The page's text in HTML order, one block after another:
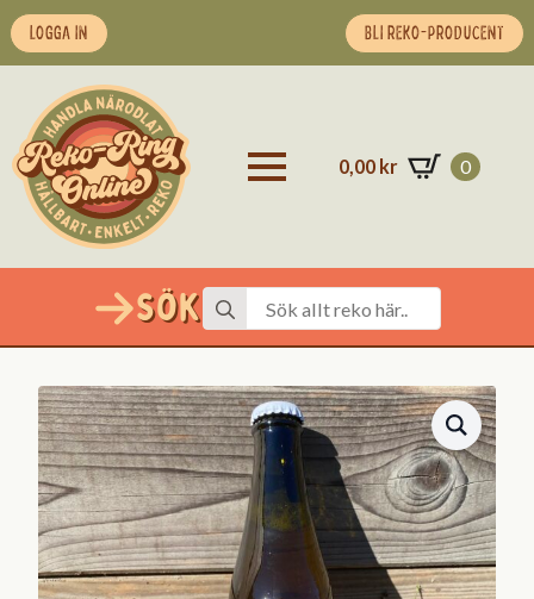
LOGGA IN BLI REKO-PRODUCENT
0,00 kr 0
Sök Search
for: